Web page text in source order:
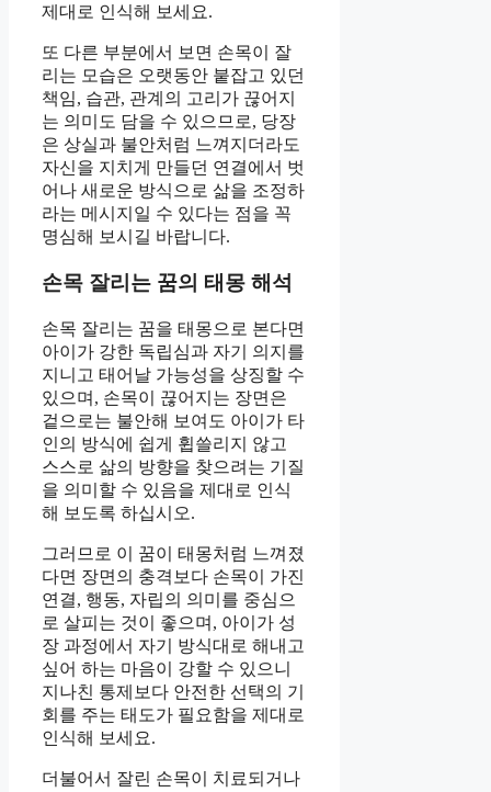
제대로 인식해 보세요.
또 다른 부분에서 보면 손목이 잘
리는 모습은 오랫동안 붙잡고 있던
책임, 습관, 관계의 고리가 끊어지
는 의미도 담을 수 있으므로, 당장
은 상실과 불안처럼 느껴지더라도
자신을 지치게 만들던 연결에서 벗
어나 새로운 방식으로 삶을 조정하
라는 메시지일 수 있다는 점을 꼭
명심해 보시길 바랍니다.
손목 잘리는 꿈의 태몽 해석
손목 잘리는 꿈을 태몽으로 본다면
아이가 강한 독립심과 자기 의지를
지니고 태어날 가능성을 상징할 수
있으며, 손목이 끊어지는 장면은
겉으로는 불안해 보여도 아이가 타
인의 방식에 쉽게 휩쓸리지 않고
스스로 삶의 방향을 찾으려는 기질
을 의미할 수 있음을 제대로 인식
해 보도록 하십시오.
그러므로 이 꿈이 태몽처럼 느껴졌
다면 장면의 충격보다 손목이 가진
연결, 행동, 자립의 의미를 중심으
로 살피는 것이 좋으며, 아이가 성
장 과정에서 자기 방식대로 해내고
싶어 하는 마음이 강할 수 있으니
지나친 통제보다 안전한 선택의 기
회를 주는 태도가 필요함을 제대로
인식해 보세요.
더불어서 잘린 손목이 치료되거나